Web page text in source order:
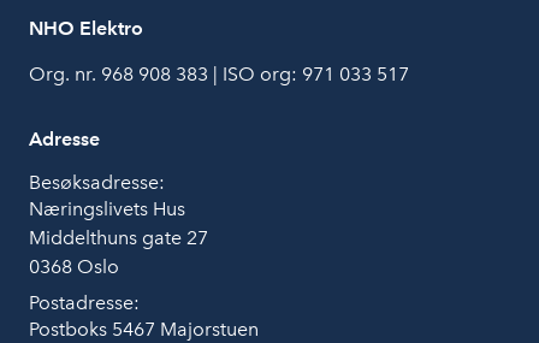
NHO Elektro
Org. nr. 968 908 383 | ISO org: 971 033 517
Adresse
Besøksadresse:
Næringslivets Hus
Middelthuns gate 27
0368 Oslo
Postadresse:
Postboks 5467 Majorstuen